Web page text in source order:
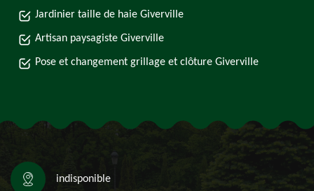
Jardinier taille de haie Giverville
Artisan paysagiste Giverville
Pose et changement grillage et clôture Giverville
indisponible